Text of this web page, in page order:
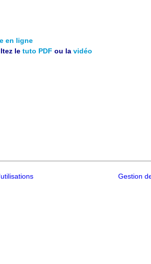
en ligne
le tuto PDF ou la vidéo
Gestion